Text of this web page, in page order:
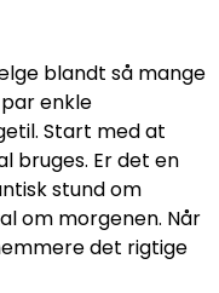
blandt så mange
enkle
Start med at
bruges. Er det en
stund om
om morgenen. Når
det rigtige